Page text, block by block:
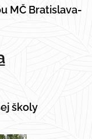
MČ Bratislava-
školy